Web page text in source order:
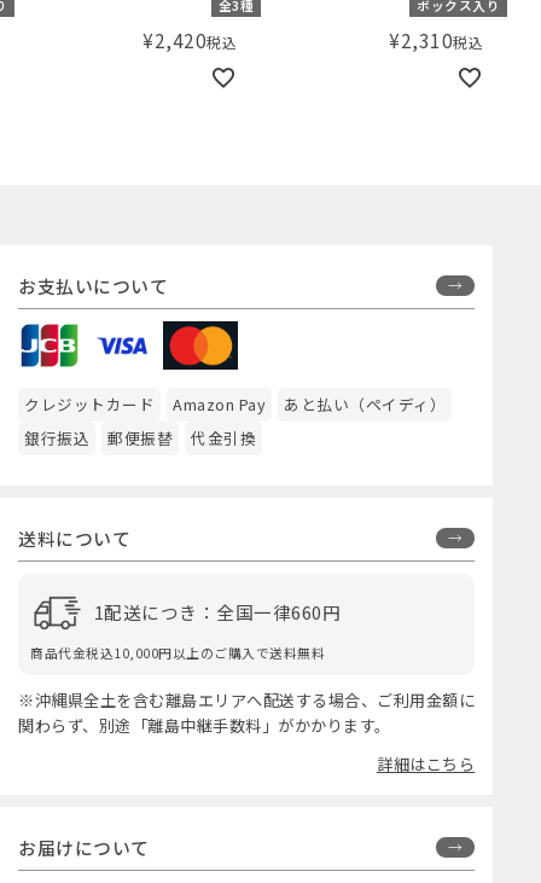
全3種
¥2,420税込
ボックス入り
¥2,310税込
お支払いについて
クレジットカード Amazon Pay
あと払い（ペイディ）
銀行振込
郵便振替 代金引換
送料について
1配送につき：全国一律660円
商品代金税込10,000円以上のご購入で送料無料
※沖縄県全土を含む離島エリアへ配送する場合、ご利用金額に
関わらず、別途「離島中継手数料」がかかります。
詳細はこちら
お届けについて